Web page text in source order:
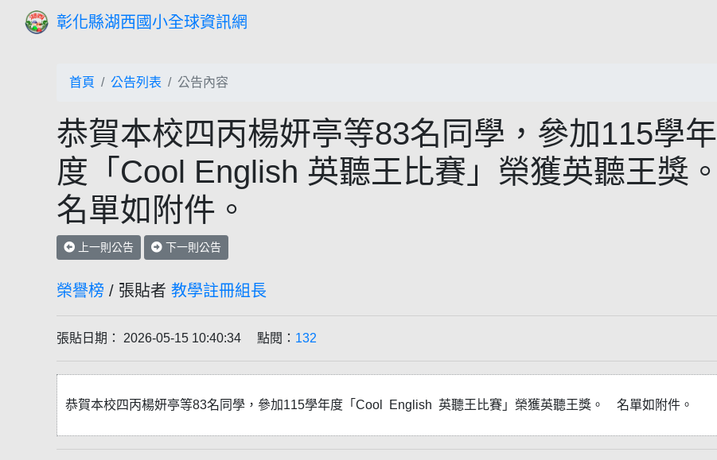
彰化縣湖西國小全球資訊網
首頁 公告列表 公告內容
恭賀本校四丙楊妍亭等83名同學，參加115學年
度「Cool English 英聽王比賽」榮獲英聽王獎。
名單如附件。
上一則公告 下一則公告
榮譽榜 / 張貼者 教學註冊組長
張貼日期： 2026-05-15 10:40:34 點閱： 132
恭賀本校四丙楊妍亭等83名同學，參加115學年度「Cool English 英聽王比賽」榮獲英聽王獎。 名單如附件。